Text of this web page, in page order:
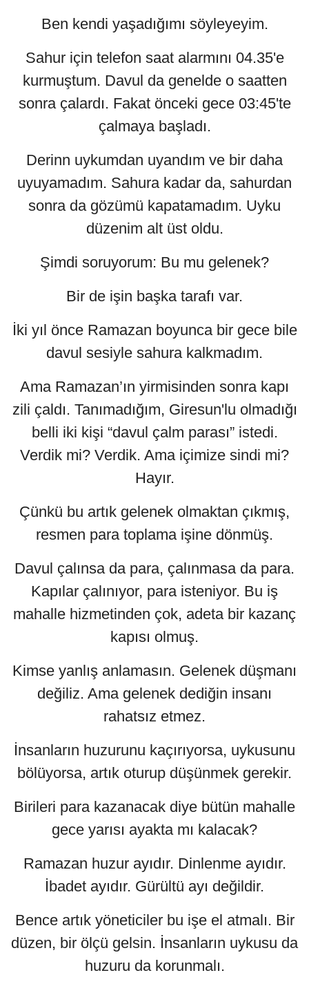
Ben kendi yaşadığımı söyleyeyim.
Sahur için telefon saat alarmını 04.35'e
kurmuştum. Davul da genelde o saatten
sonra çalardı. Fakat önceki gece 03:45'te
çalmaya başladı.
Derinn uykumdan uyandım ve bir daha
uyuyamadım. Sahura kadar da, sahurdan
sonra da gözümü kapatamadım. Uyku
düzenim alt üst oldu.
Şimdi soruyorum: Bu mu gelenek?
Bir de işin başka tarafı var.
İki yıl önce Ramazan boyunca bir gece bile
davul sesiyle sahura kalkmadım.
Ama Ramazan’ın yirmisinden sonra kapı
zili çaldı. Tanımadığım, Giresun'lu olmadığı
belli iki kişi “davul çalm parası” istedi.
Verdik mi? Verdik. Ama içimize sindi mi?
Hayır.
Çünkü bu artık gelenek olmaktan çıkmış,
resmen para toplama işine dönmüş.
Davul çalınsa da para, çalınmasa da para.
Kapılar çalınıyor, para isteniyor. Bu iş
mahalle hizmetinden çok, adeta bir kazanç
kapısı olmuş.
Kimse yanlış anlamasın. Gelenek düşmanı
değiliz. Ama gelenek dediğin insanı
rahatsız etmez.
İnsanların huzurunu kaçırıyorsa, uykusunu
bölüyorsa, artık oturup düşünmek gerekir.
Birileri para kazanacak diye bütün mahalle
gece yarısı ayakta mı kalacak?
Ramazan huzur ayıdır. Dinlenme ayıdır.
İbadet ayıdır. Gürültü ayı değildir.
Bence artık yöneticiler bu işe el atmalı. Bir
düzen, bir ölçü gelsin. İnsanların uykusu da
huzuru da korunmalı.